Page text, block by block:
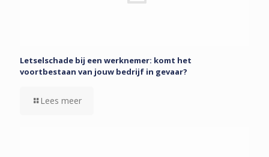
Letselschade bij een werknemer: komt het
voortbestaan van jouw bedrijf in gevaar?
Lees meer